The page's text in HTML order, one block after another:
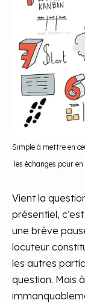
Simple à mettre en
les échanges pour
Vient la
présentiel,
une brève
locuteur
les autres
question. Mais